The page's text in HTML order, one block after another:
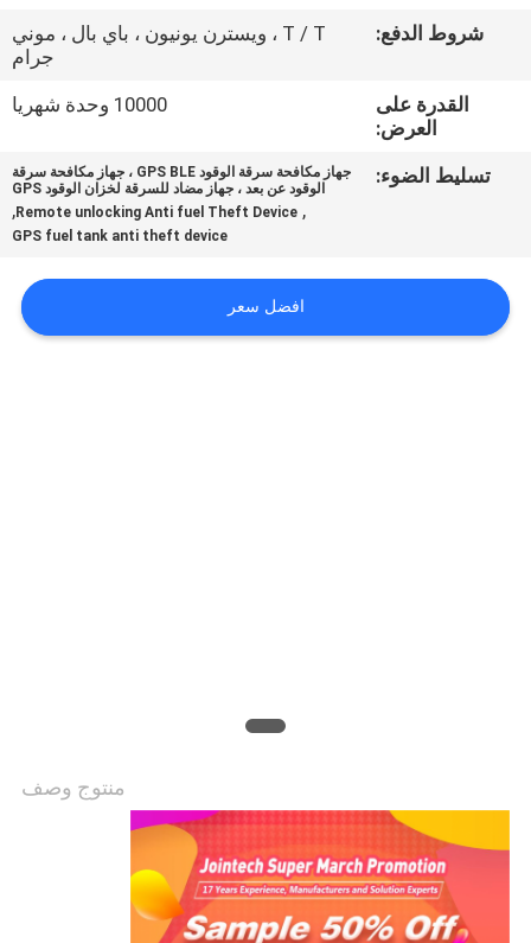
مراقبة
الجودة
اتصل
اطلب
اقتباس
شروط الدفع:
T / T ، ويسترن يونيون ، باي بال ، موني
جرام
القدرة على
العرض:
10000 وحدة شهريا
تسليط الضوء:
جهاز مكافحة سرقة الوقود GPS BLE ، جهاز مكافحة سرقة
الوقود عن بعد ، جهاز مضاد للسرقة لخزان الوقود GPS
,
Remote unlocking Anti fuel Theft Device
,
GPS fuel tank anti theft device
افضل سعر
منتوج وصف